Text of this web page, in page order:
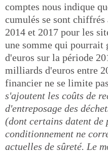
comptes nous indique
cumulés se sont
2014 et 2017 pour les
une somme qui
d'euros sur la période
milliards d'euros entre
financier ne se limite
s'ajoutent les coûts de
d'entreposage des
(dont certains datent de
conditionnement ne
actuelles de sûreté. Le